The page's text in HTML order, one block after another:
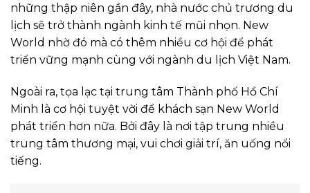
những thập niên gần đây, nhà nước chủ trương du
lịch sẽ trở thành ngành kinh tế mũi nhọn. New
World nhờ đó mà có thêm nhiều cơ hội để phát
triển vững mạnh cùng với ngành du lịch Việt Nam.
Ngoài ra, tọa lạc tại trung tâm Thành phố Hồ Chí
Minh là cơ hội tuyệt vời để khách sạn New World
phát triển hơn nữa. Bởi đây là nơi tập trung nhiều
trung tâm thương mại, vui chơi giải trí, ăn uống nổi
tiếng.